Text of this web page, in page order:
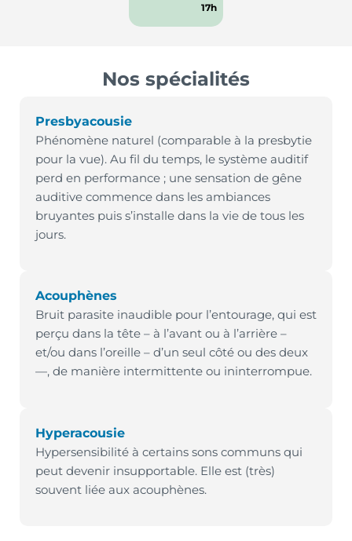
17h
Nos spécialités
Presbyacousie
Phénomène naturel (comparable à la presbytie
pour la vue). Au fil du temps, le système auditif
perd en performance ; une sensation de gêne
auditive commence dans les ambiances
bruyantes puis s’installe dans la vie de tous les
jours.
Acouphènes
Bruit parasite inaudible pour l’entourage, qui est
perçu dans la tête – à l’avant ou à l’arrière –
et/ou dans l’oreille – d’un seul côté ou des deux
—, de manière intermittente ou ininterrompue.
Hyperacousie
Hypersensibilité à certains sons communs qui
peut devenir insupportable. Elle est (très)
souvent liée aux acouphènes.